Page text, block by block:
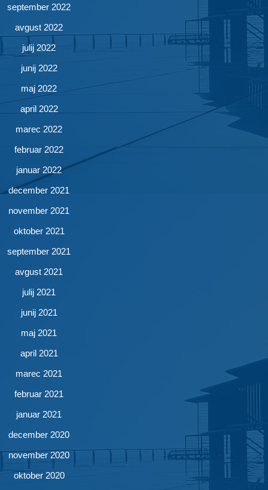
september 2022
avgust 2022
julij 2022
junij 2022
maj 2022
april 2022
marec 2022
februar 2022
januar 2022
december 2021
november 2021
oktober 2021
september 2021
avgust 2021
julij 2021
junij 2021
maj 2021
april 2021
marec 2021
februar 2021
januar 2021
december 2020
november 2020
oktober 2020